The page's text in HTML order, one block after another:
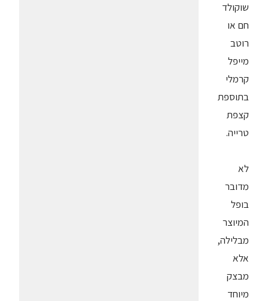
שוקולד
חם או
רוטב
מייפל
קרמלי
בתוספת
קצפת
טרייה.
לא
מדובר
בופל
המיוצר
מבלילה,
אלא
מבצק
מיוחד